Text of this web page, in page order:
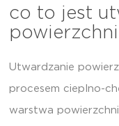
co to jest
Utwardzanie
procesem cieplno-
warstwa